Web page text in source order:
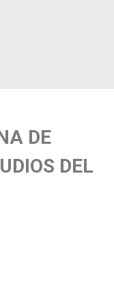
DE
DEL